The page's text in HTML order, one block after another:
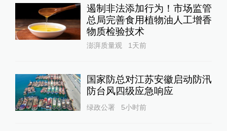
遏制非法添加行为！市场监管
总局完善食用植物油人工增香
物质检验技术
澎湃质量观 1天前
国家防总对江苏安徽启动防汛
防台风四级应急响应
绿政公署 5小时前